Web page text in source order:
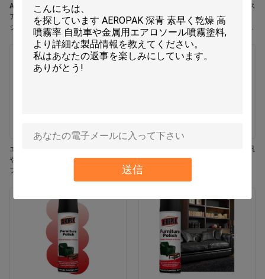
送信
Aeropak 330ml エコフレンドリー エ
アロソール ローズ 香り エアフレッ
シャー スプレー 家と車の室内使用
Aeropak 330ml エアロソール ジャス
ミン香り 効果的臭いを消す 耐久性
エコフレンドリー ペット用 子供用
空気フレッシャー
エロパック 330ml エアロゾール 鮮
やかなジャスミン フレグランス エア
フレッシャー スプレー
エアロパック 500ml 環境に優しい汎
用キッチンオーブン 炊飯器 多面性
残留物なし 迅速乾燥クリーニングス
プレー